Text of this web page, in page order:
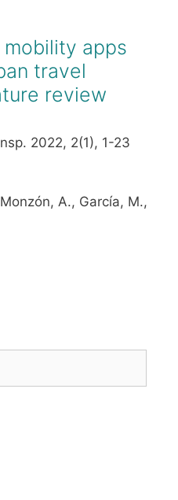
apps
travel
review
2022, 2(1), 1-23
A., García, M.,